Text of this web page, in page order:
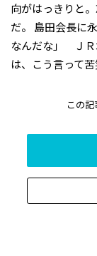
向がはっきりと
だ。 島田会長に
なんだな」 ＪＲ
は、こう言って苦
この記